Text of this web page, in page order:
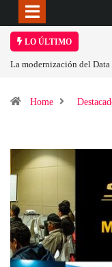
LO ÚLTIMO
La modernización del Data
Home